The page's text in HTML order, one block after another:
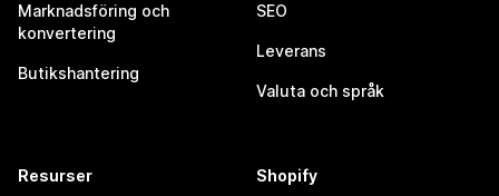
Marknadsföring och
konvertering
Butikshantering
SEO
Leverans
Valuta och språk
Resurser Shopify